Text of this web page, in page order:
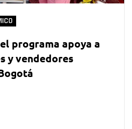
programa apoya a
y vendedores